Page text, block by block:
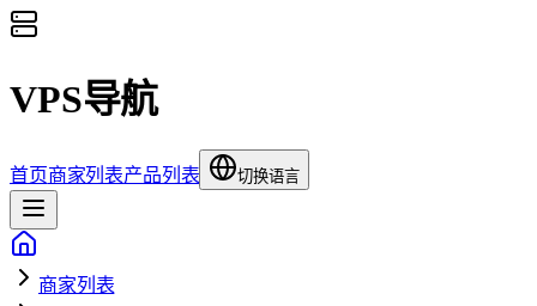
VPS导航
首页商家列表产品列表 切换语言
商家列表